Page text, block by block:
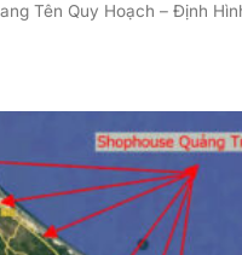
Tên Quy Hoạch – Định